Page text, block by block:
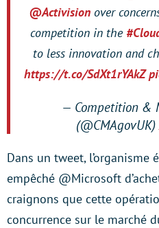
@Activisionover
competition in the
to less innovation and
https://t.co/SdXt1rYAkZ
— Competition &
(@CMAgovUK)
Dans un tweet, l’organisme
empêché @Microsoft
craignons que cette
concurrence sur le marché